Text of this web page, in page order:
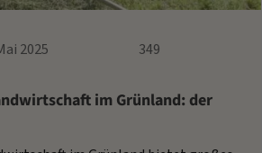
2025 349
im Grünland: der